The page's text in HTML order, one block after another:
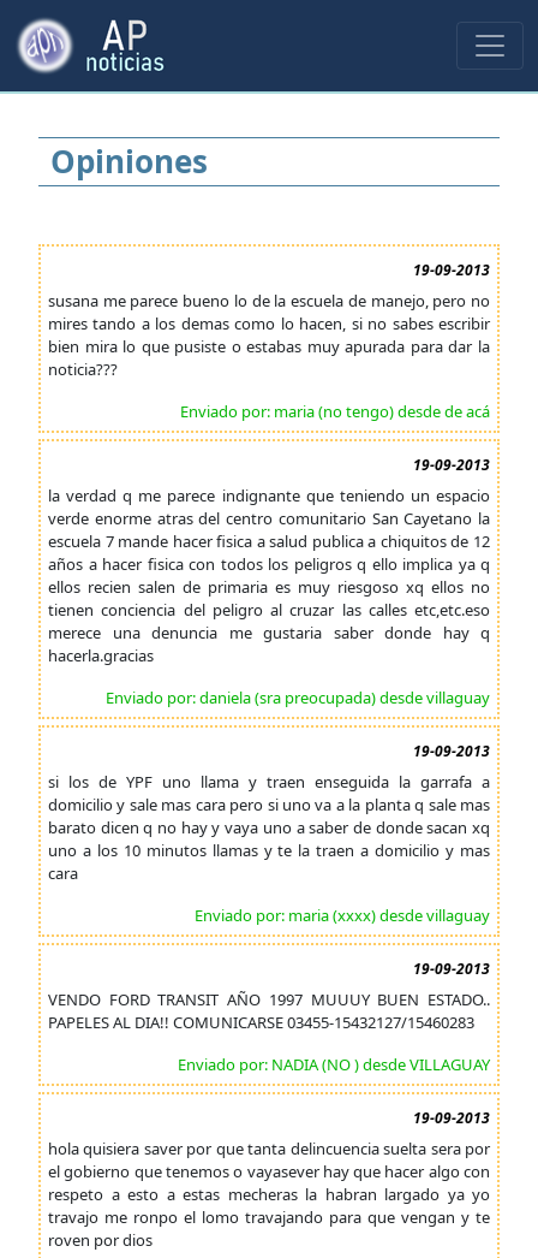
Opiniones
19-09-2013
susana me parece bueno lo de la escuela de manejo, pero no
mires tando a los demas como lo hacen, si no sabes escribir
bien mira lo que pusiste o estabas muy apurada para dar la
noticia???
Enviado por: maria (no tengo) desde de acá
19-09-2013
la verdad q me parece indignante que teniendo un espacio
verde enorme atras del centro comunitario San Cayetano la
escuela 7 mande hacer fisica a salud publica a chiquitos de 12
años a hacer fisica con todos los peligros q ello implica ya q
ellos recien salen de primaria es muy riesgoso xq ellos no
tienen conciencia del peligro al cruzar las calles etc,etc.eso
merece una denuncia me gustaria saber donde hay q
hacerla.gracias
Enviado por: daniela (sra preocupada) desde villaguay
19-09-2013
si los de YPF uno llama y traen enseguida la garrafa a
domicilio y sale mas cara pero si uno va a la planta q sale mas
barato dicen q no hay y vaya uno a saber de donde sacan xq
uno a los 10 minutos llamas y te la traen a domicilio y mas
cara
Enviado por: maria (xxxx) desde villaguay
19-09-2013
VENDO FORD TRANSIT AÑO 1997 MUUUY BUEN ESTADO..
PAPELES AL DIA!! COMUNICARSE 03455-15432127/15460283
Enviado por: NADIA (NO ) desde VILLAGUAY
19-09-2013
hola quisiera saver por que tanta delincuencia suelta sera por
el gobierno que tenemos o vayasever hay que hacer algo con
respeto a esto a estas mecheras la habran largado ya yo
travajo me ronpo el lomo travajando para que vengan y te
roven por dios